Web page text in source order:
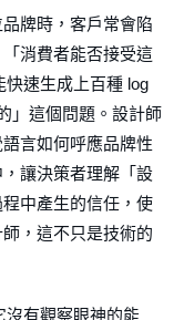
牌時，客戶常會陷
消費者能否接受這
速生成上百種 log
」這個問題。設計師
言如何呼應品牌性
讓決策者理解「設
中產生的信任，使
，這不只是技術的
沒有觀察眼神的能